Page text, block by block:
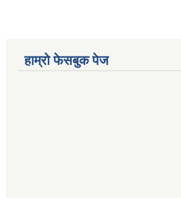
हाम्राे फेसबुक पेज